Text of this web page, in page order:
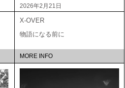
2026年2月21日
X-OVER
物語になる前に
MORE INFO